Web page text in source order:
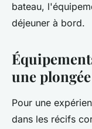
bateau,
déjeuner à bord.
une
Pour une
dans les récifs